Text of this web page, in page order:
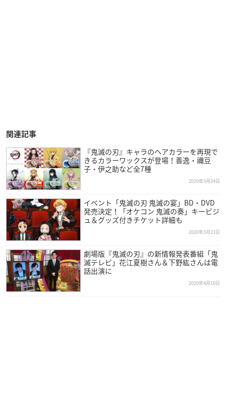
関連記事
『鬼滅の刃』キャラのヘアカラーを再現で
きるカラーワックスが登場！善逸・禰豆
子・伊之助など全7種
2020年3月24日
イベント「鬼滅の刃 鬼滅の宴」BD・DVD
発売決定！「オケコン 鬼滅の奏」キービジ
ュ＆グッズ付きチケット詳細も
2020年3月23日
劇場版『鬼滅の刃』の新情報発表番組「鬼
滅テレビ」花江夏樹さん＆下野紘さんは電
話出演に
2020年4月10日